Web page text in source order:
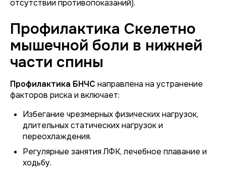
отсутствии противопоказаний).
Профилактика Скелетно
мышечной боли в нижней
части спины
Профилактика БНЧС направлена на устранение
факторов риска и включает:
Избегание чрезмерных физических нагрузок,
длительных статических нагрузок и
переохлаждения.
Регулярные занятия ЛФК, лечебное плавание и
ходьбу.